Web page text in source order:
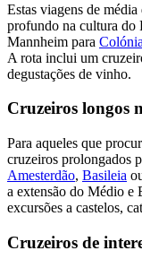
Estas viagens de
profundo na cultura do
Mannheim para Colónia
A rota inclui um
degustações de vinho.
Cruzeiros longos
Para aqueles que
cruzeiros prolongados
Amesterdão, Basileia
a extensão do Médio e
excursões a castelos,
Cruzeiros de